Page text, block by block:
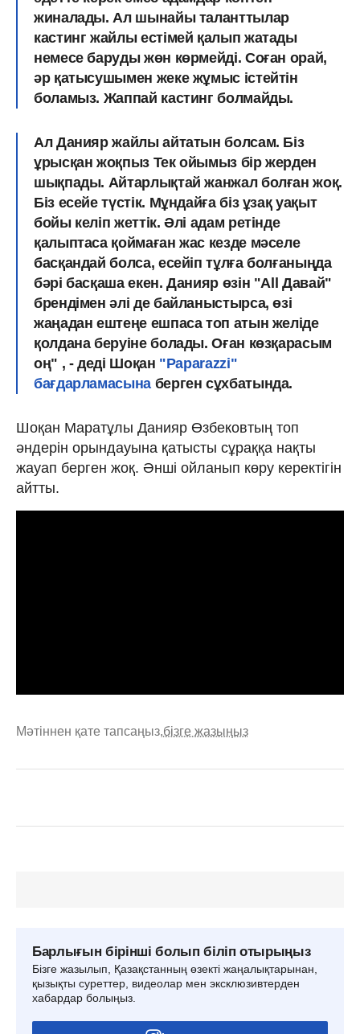
жиналады. Ал шынайы таланттылар
кастинг жайлы естімей қалып жатады
немесе баруды жөн көрмейді. Соған орай,
әр қатысушымен жеке жұмыс істейтін
боламыз. Жаппай кастинг болмайды.
Ал Данияр жайлы айтатын болсам. Біз
ұрысқан жоқпыз Тек ойымыз бір жерден
шықпады. Айтарлықтай жанжал болған жоқ.
Біз есейе түстік. Мұндайға біз ұзақ уақыт
бойы келіп жеттік. Әлі адам ретінде
қалыптаса қоймаған жас кезде мәселе
басқандай болса, есейіп тұлға болғаныңда
бәрі басқаша екен. Данияр өзін "All Давай"
брендімен әлі де байланыстырса, өзі
жаңадан ештеңе ешпаса топ атын желіде
қолдана беруіне болады. Оған көзқарасым
оң" , - деді Шоқан "Paparazzi"
бағдарламасына берген сұхбатында.
Шоқан Маратұлы Данияр Өзбековтың топ
әндерін орындауына қатысты сұраққа нақты
жауап берген жоқ. Әнші ойланып көру керектігін
айтты.
Мәтіннен қате тапсаңыз,бізге жазыңыз
Барлығын бірінші болып біліп отырыңыз
Бізге жазылып, Қазақстанның өзекті жаңалықтарынан,
қызықты суреттер, видеолар мен эксклюзивтерден
хабардар болыңыз.